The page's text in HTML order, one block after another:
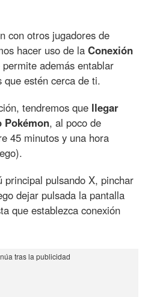
con otros jugadores de
hacer uso de laConexión
además entablar
que estén cerca de ti.
tendremos que llegar
Pokémon, al poco de
45 minutos y una hora
principal pulsando X, pinchar
dejar pulsada la pantalla
que establezca conexión